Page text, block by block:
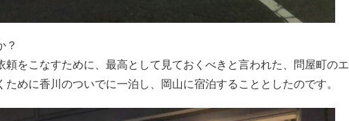
？
頼をこなすために、最高として見ておくべきと言われた、問屋町のエ
ために香川のついでに一泊し、岡山に宿泊することとしたのです。